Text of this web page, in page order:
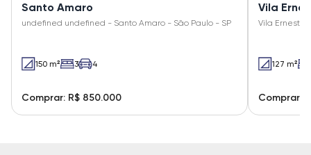
Santo Amaro
undefined undefined - Santo Amaro - São Paulo - SP
150 m² 3 4
Comprar: R$ 850.000
Vila
Vila Ernesto
127 m²
Comprar: